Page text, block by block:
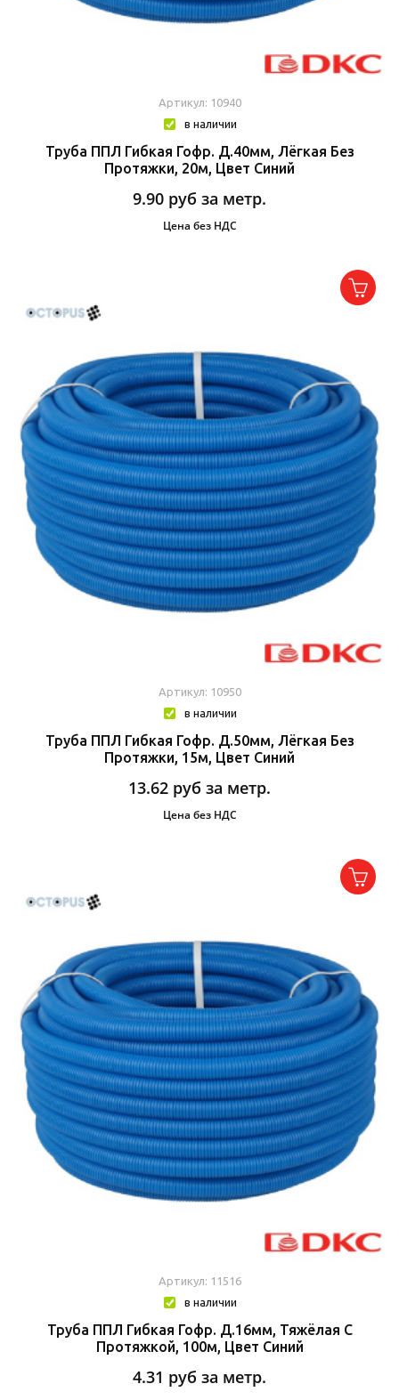
Артикул: 10940
в наличии
Труба ППЛ Гибкая Гофр. Д.40мм, Лёгкая Без
Протяжки, 20м, Цвет Синий
9.90 руб за метр.
Цена без НДС
Артикул: 10950
в наличии
Труба ППЛ Гибкая Гофр. Д.50мм, Лёгкая Без
Протяжки, 15м, Цвет Синий
13.62 руб за метр.
Цена без НДС
Артикул: 11516
в наличии
Труба ППЛ Гибкая Гофр. Д.16мм, Тяжёлая С
Протяжкой, 100м, Цвет Синий
4.31 руб за метр.